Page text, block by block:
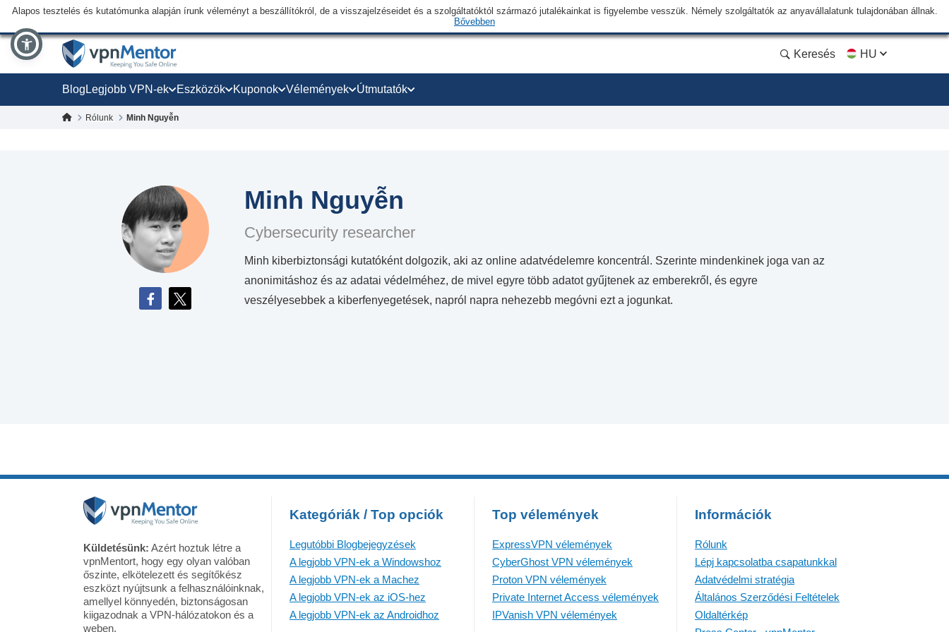
Alapos tesztelés és kutatómunka alapján írunk véleményt a beszállítókról, de a visszajelzéseidet és a szolgáltatóktól származó jutalékainkat is figyelembe vesszük. Némely szolgáltatók az anyavállalatunk tulajdonában állnak.
Bővebben
Keresés HU
Blog Legjobb VPN-ek Eszközök Kuponok Vélemények Útmutatók
Rólunk Minh Nguyễn
Minh Nguyễn
Cybersecurity researcher
Minh kiberbiztonsági kutatóként dolgozik, aki az online adatvédelemre koncentrál. Szerinte mindenkinek joga van az
anonimitáshoz és az adatai védelméhez, de mivel egyre több adatot gyűjtenek az emberekről, és egyre
veszélyesebbek a kiberfenyegetések, napról napra nehezebb megóvni ezt a jogunkat.
Küldetésünk: Azért hoztuk létre a
vpnMentort, hogy egy olyan valóban
őszinte, elkötelezett és segítőkész
eszközt nyújtsunk a felhasználóinknak,
amellyel könnyedén, biztonságosan
kiigazodnak a VPN-hálózatokon és a
weben.
Kategóriák / Top opciók
Legutóbbi Blogbejegyzések
A legjobb VPN-ek a Windowshoz
A legjobb VPN-ek a Machez
A legjobb VPN-ek az iOS-hez
A legjobb VPN-ek az Androidhoz
Top vélemények
ExpressVPN vélemények
CyberGhost VPN vélemények
Proton VPN vélemények
Private Internet Access vélemények
IPVanish VPN vélemények
Információk
Rólunk
Lépj kapcsolatba csapatunkkal
Adatvédelmi stratégia
Általános Szerződési Feltételek
Oldaltérkép